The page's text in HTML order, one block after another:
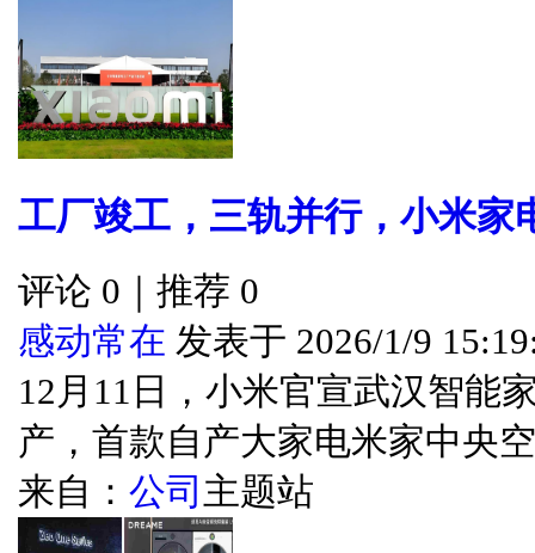
工厂竣工，三轨并行，小米家
评论 0｜推荐 0
感动常在 发表于 2026/1/9
12月11日，小米官宣武汉智能
产，首款自产大家电米家中央
来自： 公司 主题站